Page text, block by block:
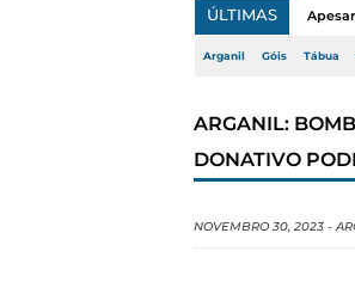
ÚLTIMAS
Arganil Góis Tábua
ARGANIL:
DONATIVO
NOVEMBRO 30, 2023 -